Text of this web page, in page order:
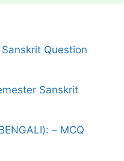
Question
Sanskrit
BENGALI): – MCQ